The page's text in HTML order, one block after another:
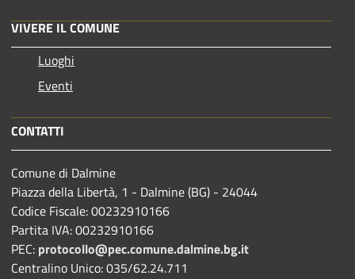
VIVERE IL COMUNE
Luoghi
Eventi
CONTATTI
Comune di Dalmine
Piazza della Libertà, 1 - Dalmine (BG) - 24044
Codice Fiscale: 00232910166
Partita IVA: 00232910166
PEC: protocollo@pec.comune.dalmine.bg.it
Centralino Unico: 035/62.24.711